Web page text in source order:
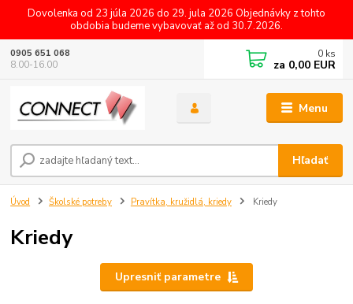
Dovolenka od 23 júla 2026 do 29. jula 2026 Objednávky z tohto
obdobia budeme vybavovať až od 30.7.2026.
Menu
Hľadať
0905 651 068
8.00-16.00
0 ks
za 0,00 EUR
Úvod Školské potreby Pravítka, kružidlá, kriedy Kriedy
Kriedy
Upresniť parametre